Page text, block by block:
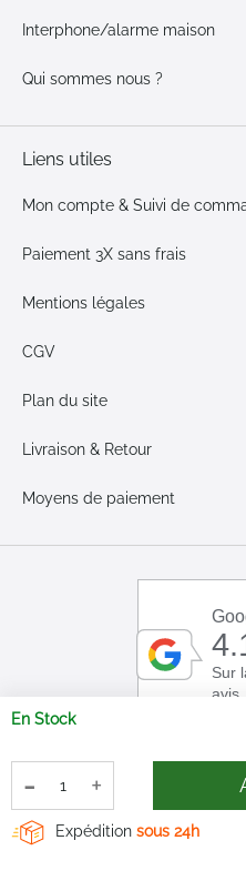
En Stock
- +
Expédition sous 24h
Interphone/alarme maison
Qui sommes nous ?
Liens utiles
Mon compte & Suivi de
Paiement 3X sans frais
Mentions légales
CGV
Plan du site
Livraison & Retour
Moyens de paiement
Sur
avis